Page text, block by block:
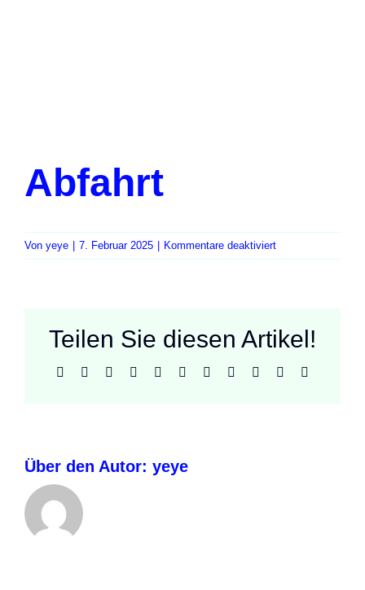
Abfahrt
Von yeye 7. Februar 2025 Kommentare deaktiviertfür
Abfahrt
Teilen Sie diesen Artikel!
Facebook Reddit LinkedInWhatsAppTelegram
TumblrPinterest Xing
Über den Autor: yeye